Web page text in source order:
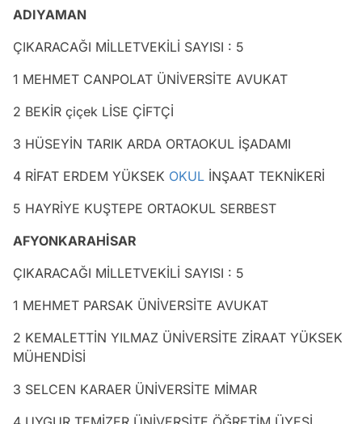
ADIYAMAN
ÇIKARACAĞI MİLLETVEKİLİ SAYISI : 5
1 MEHMET CANPOLAT ÜNİVERSİTE AVUKAT
2 BEKİR çiçek LİSE ÇİFTÇİ
3 HÜSEYİN TARIK ARDA ORTAOKUL İŞADAMI
4 RİFAT ERDEM YÜKSEK OKUL İNŞAAT TEKNİKERİ
5 HAYRİYE KUŞTEPE ORTAOKUL SERBEST
AFYONKARAHİSAR
ÇIKARACAĞI MİLLETVEKİLİ SAYISI : 5
1 MEHMET PARSAK ÜNİVERSİTE AVUKAT
2 KEMALETTİN YILMAZ ÜNİVERSİTE ZİRAAT YÜKSEK
MÜHENDİSİ
3 SELCEN KARAER ÜNİVERSİTE MİMAR